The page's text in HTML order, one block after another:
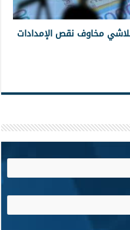
مخاوف نقص الإمدادات